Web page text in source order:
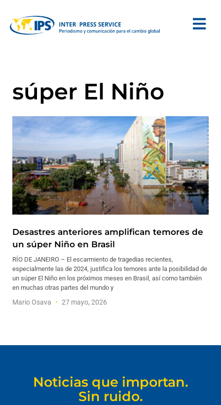
súper El Niño
Desastres anteriores amplifican temores de
un súper Niño en Brasil
RÍO DE JANEIRO – El escarmiento de tragedias recientes,
especialmente las de 2024, justifica los temores ante la posibilidad de
un súper El Niño en los próximos meses en Brasil, así como también
en muchas otras partes del mundo y
Mario Osava 27 mayo, 2026
Noticias que importan.
Sin ruido.